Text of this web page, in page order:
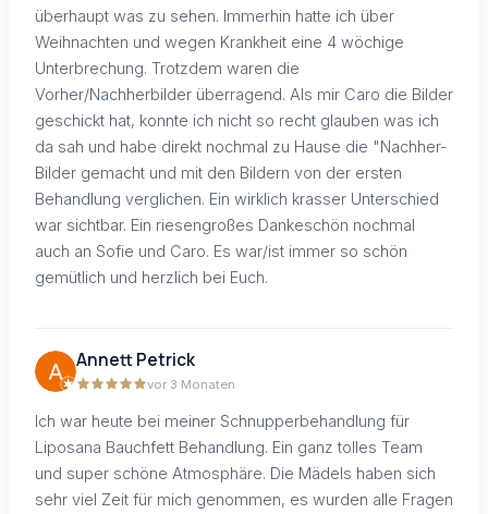
überhaupt was zu sehen. Immerhin hatte ich über
Weihnachten und wegen Krankheit eine 4 wöchige
Unterbrechung. Trotzdem waren die
Vorher/Nachherbilder überragend. Als mir Caro die Bilder
geschickt hat, konnte ich nicht so recht glauben was ich
da sah und habe direkt nochmal zu Hause die "Nachher-
Bilder gemacht und mit den Bildern von der ersten
Behandlung verglichen. Ein wirklich krasser Unterschied
war sichtbar. Ein riesengroßes Dankeschön nochmal
auch an Sofie und Caro. Es war/ist immer so schön
gemütlich und herzlich bei Euch.
Annett Petrick
vor 3 Monaten
Ich war heute bei meiner Schnupperbehandlung für
Liposana Bauchfett Behandlung. Ein ganz tolles Team
und super schöne Atmosphäre. Die Mädels haben sich
sehr viel Zeit für mich genommen, es wurden alle Fragen